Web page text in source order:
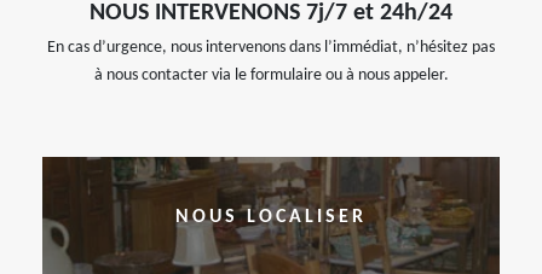
NOUS INTERVENONS 7j/7 et 24h/24
En cas d’urgence, nous intervenons dans l’immédiat, n’hésitez pas
à nous contacter via le formulaire ou à nous appeler.
NOUS LOCALISER